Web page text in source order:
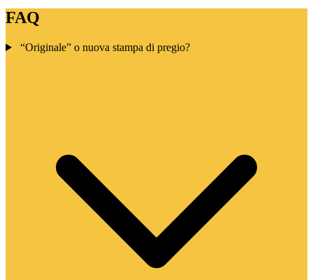
FAQ
“Originale” o nuova stampa di pregio?